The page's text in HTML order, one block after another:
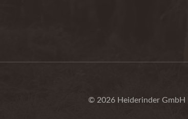
© 2026 Heiderinder GmbH |